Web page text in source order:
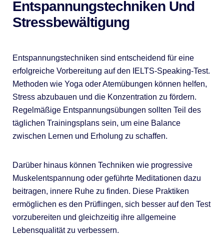
Entspannungstechniken Und
Stressbewältigung
Entspannungstechniken sind entscheidend für eine
erfolgreiche Vorbereitung auf den IELTS-Speaking-Test.
Methoden wie Yoga oder Atemübungen können helfen,
Stress abzubauen und die Konzentration zu fördern.
Regelmäßige Entspannungsübungen sollten Teil des
täglichen Trainingsplans sein, um eine Balance
zwischen Lernen und Erholung zu schaffen.
Darüber hinaus können Techniken wie progressive
Muskelentspannung oder geführte Meditationen dazu
beitragen, innere Ruhe zu finden. Diese Praktiken
ermöglichen es den Prüflingen, sich besser auf den Test
vorzubereiten und gleichzeitig ihre allgemeine
Lebensqualität zu verbessern.